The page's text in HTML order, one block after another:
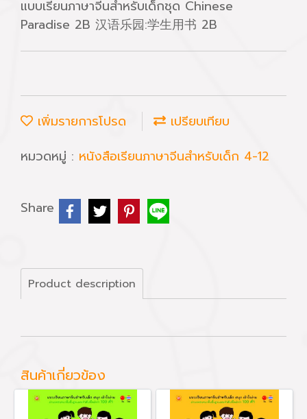
แบบเรียนภาษาจีนสำหรับเด็กชุด Chinese
Paradise 2B 汉语乐园:学生用书 2B
เพิ่มรายการโปรด
เปรียบเทียบ
หมวดหมู่ : หนังสือเรียนภาษาจีนสำหรับเด็ก 4-12
Share
Product description
สินค้าเกี่ยวข้อง